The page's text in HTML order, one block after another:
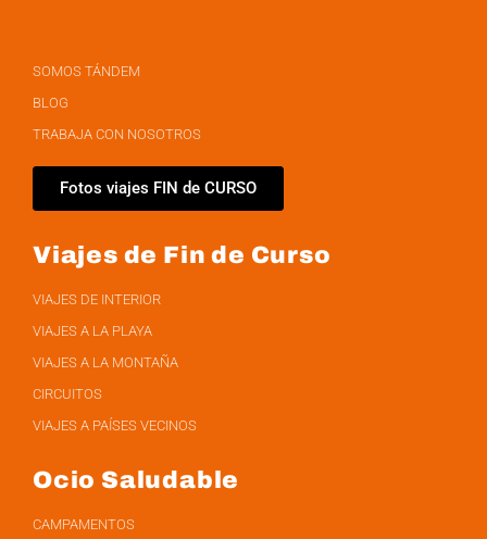
SOMOS TÁNDEM
BLOG
TRABAJA CON NOSOTROS
Fotos viajes FIN de CURSO
Viajes de Fin de Curso
VIAJES DE INTERIOR
VIAJES A LA PLAYA
VIAJES A LA MONTAÑA
CIRCUITOS
VIAJES A PAÍSES VECINOS
Ocio Saludable
CAMPAMENTOS